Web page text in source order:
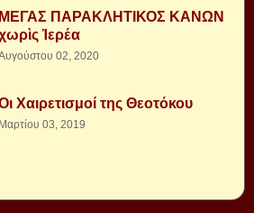
ΜΕΓΑΣ ΠΑΡΑΚΛΗΤΙΚΟΣ ΚΑΝΩΝ
Ἱερέα
02, 2020
Χαιρετισμοί της Θεοτόκου
Μαρτίου 03, 2019